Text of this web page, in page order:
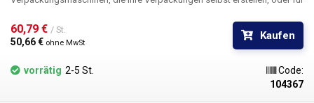
Lebensmitteln mit Hilfe von Siegelpackern. Die schweißbare Folie eignet
sich für die Verpackung von Backwaren, Lebensmitteln (Nudeln, Kekse,
Müsli, Süßwaren, Chips, Nüsse, Trockenfrüchte, Tiefkühlprodukte,
Baguettes), Schüttgut (Tee, Mehl, Kaffee, Nahrungsergänzungsmittel).
Folien werden auch häufig für die Verpackung von z. B. Papierprodukten
60,79 € / St.
50,66 € ohne MwSt
Kaufen
vorrätig 2-5 St.
Code:
104367